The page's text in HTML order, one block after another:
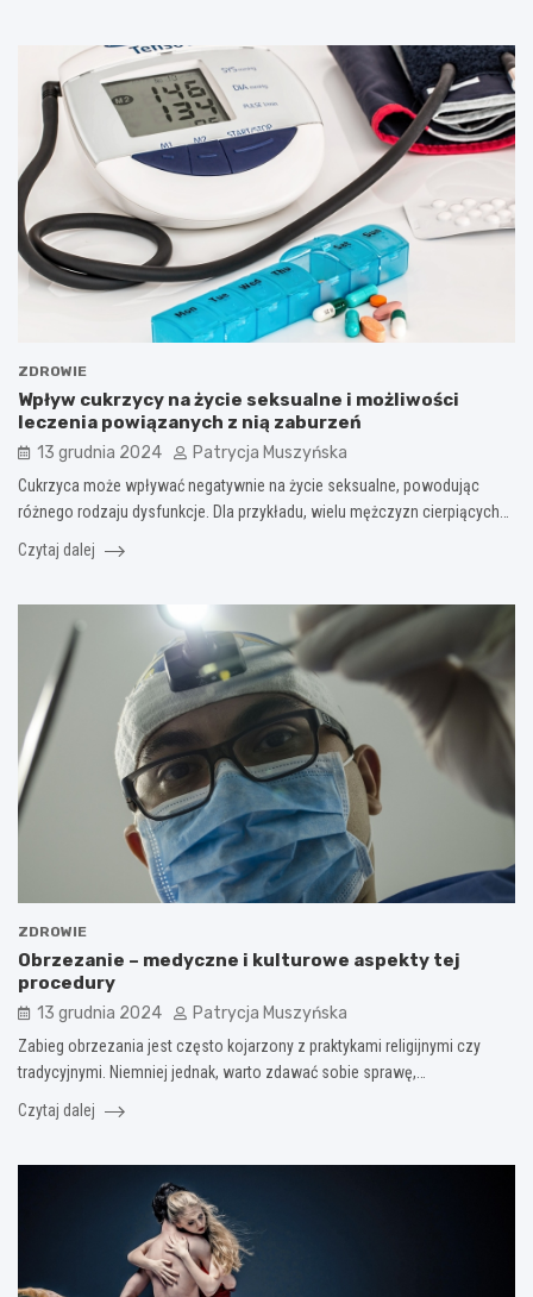
ZDROWIE
Wpływ cukrzycy na życie seksualne i możliwości
leczenia powiązanych z nią zaburzeń
13 grudnia 2024 Patrycja Muszyńska
Cukrzyca może wpływać negatywnie na życie seksualne, powodując
różnego rodzaju dysfunkcje. Dla przykładu, wielu mężczyzn cierpiących…
Czytaj dalej
ZDROWIE
Obrzezanie – medyczne i kulturowe aspekty tej
procedury
13 grudnia 2024 Patrycja Muszyńska
Zabieg obrzezania jest często kojarzony z praktykami religijnymi czy
tradycyjnymi. Niemniej jednak, warto zdawać sobie sprawę,…
Czytaj dalej